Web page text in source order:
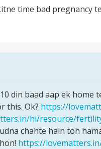
time bad pregnancy
din baad aap ek
this. Ok? https://
hi/resource/
chahte hain toh
https://